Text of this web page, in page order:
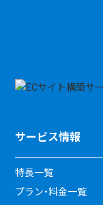
サービス情報
特長一覧
プラン・料金一覧